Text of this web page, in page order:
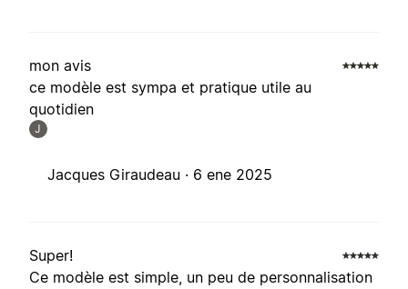
mon avis
ce modèle est sympa et pratique utile au
quotidien
J
Jacques Giraudeau · 6 ene 2025
Super!
Ce modèle est simple, un peu de personnalisation